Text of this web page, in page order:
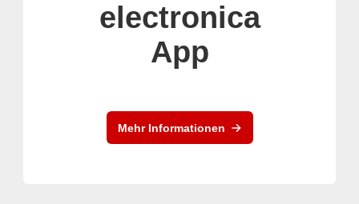
electronica
App
Mehr Informationen